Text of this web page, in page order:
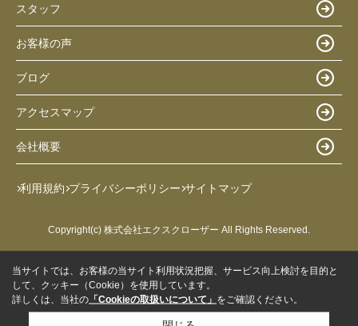
スタッフ
お客様の声
ブログ
アクセスマップ
会社概要
利用規約 プライバシーポリシー サイトマップ
Copyright(c) 株式会社エクスクローザー All Rights Reserved.
当サイトでは、お客様の当サイト利用状況把握、サービス向上検討を目的と
して、クッキー（Cookie）を使用しています。
詳しくは、当社の 「Cookieの取扱いについて」 をご確認ください。